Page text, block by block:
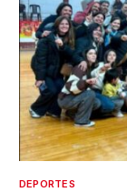
DEPORTES